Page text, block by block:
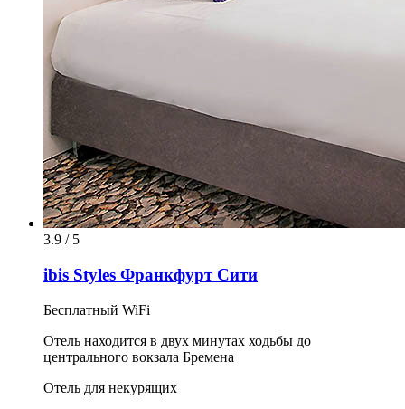
3.9 / 5
ibis Styles Франкфурт Сити
Бесплатный WiFi
Отель находится в двух минутах ходьбы до
центрального вокзала Бремена
Отель для некурящих